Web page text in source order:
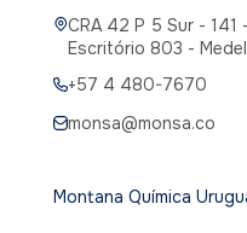
CRA 42 P 5 Sur - 141
Escritório 803 -
+57 4 480-7670
monsa@monsa.co
Montana Química